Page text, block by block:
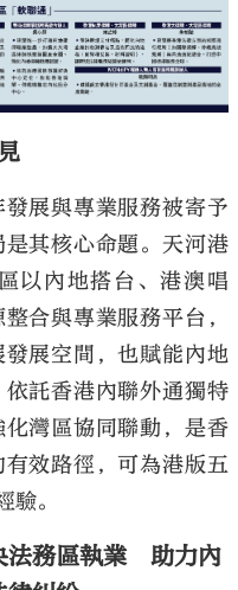
展與專業服務被寄予
其核心命題。天河港
以內地搭台、港澳唱
合與專業服務平台，
展空間，也賦能內地
託香港內聯外通獨特
灣區協同聯動，是香
效路徑，可為港版五
驗。
法務區執業 助力內